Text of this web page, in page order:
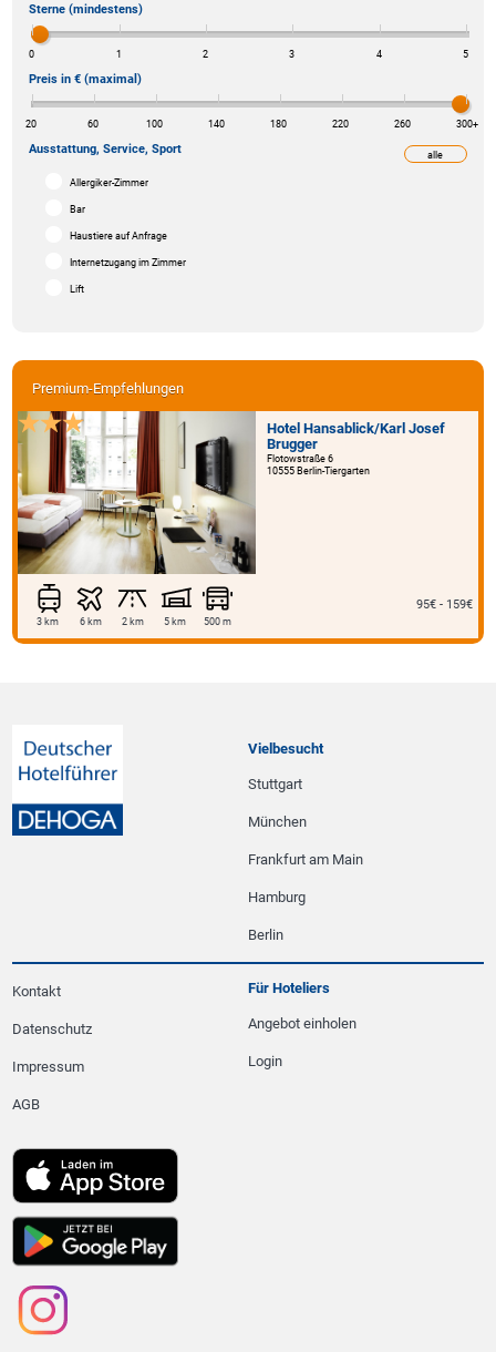
Premium-Empfehlungen
Hotel Hansablick/Karl Josef
Brugger
Flotowstraße 6
10555 Berlin-Tiergarten
3 km 6 km 2 km 5 km 500 m
95€ - 159€
Sterne (mindestens)
0 1 2 3 4 5
Preis in € (maximal)
20 60 100 140 180 220 260 300+
alle
Ausstattung, Service, Sport
Allergiker-Zimmer
Bar
Haustiere auf Anfrage
Internetzugang im Zimmer
Lift
Vielbesucht
Stuttgart
München
Frankfurt am Main
Hamburg
Berlin
Kontakt
Datenschutz
Impressum
AGB
Für Hoteliers
Angebot einholen
Login